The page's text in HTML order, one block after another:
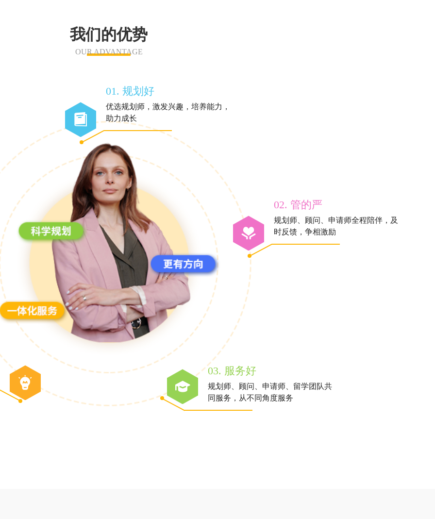
我们的优势
OUR ADVANTAGE
01. 规划好
优选规划师，激发兴趣，培养能力，
助力成长
02. 管的严
规划师、顾问、申请师全程陪伴，及
时反馈，争相激励
03. 服务好
规划师、顾问、申请师、留学团队共
同服务，从不同角度服务